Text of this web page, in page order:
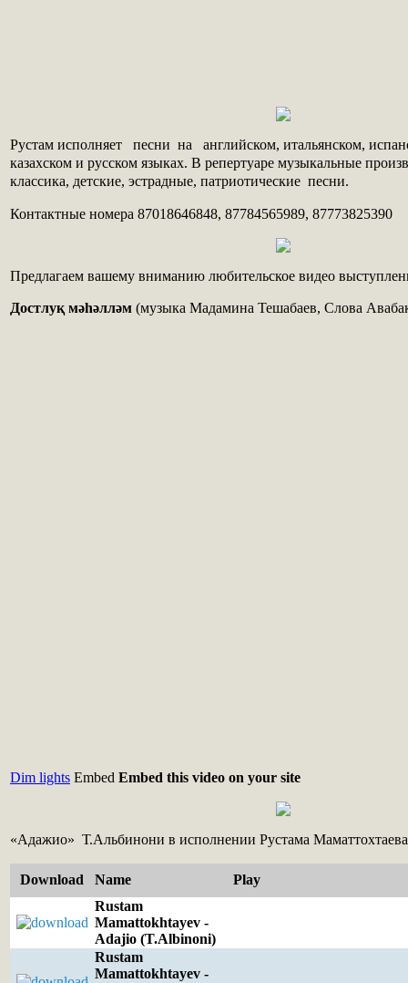
Рустам исполняет песни на английском, итальянском,
казахском и русском языках. В репертуаре музыкальные
классика, детские, эстрадные, патриотические песни.
Контактные номера 87018646848, 87784565989, 87773825390
Предлагаем вашему вниманию любительское видео
Достлуқ мәһәлләм (музыка Мадамина Тешабаев, Слова
Dim lights Embed Embed this video on your site
«Адажио» Т.Альбинони в исполнении Рустама Маматтохтаева
Download Name
Play
Rustam
Mamattokhtayev -
Adajio (T.Albinoni)
Rustam
Mamattokhtayev -